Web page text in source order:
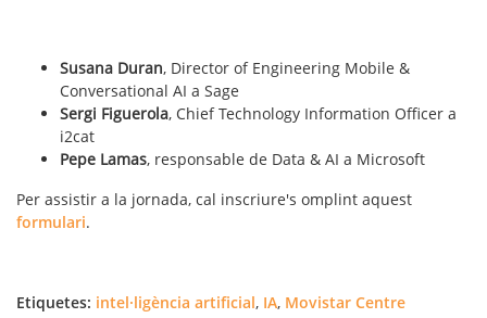
Susana Duran, Director of Engineering Mobile &
Conversational AI a Sage
Sergi Figuerola, Chief Technology Information Officer a
i2cat
Pepe Lamas, responsable de Data & AI a Microsoft
Per assistir a la jornada, cal inscriure's omplint aquest
formulari.
Etiquetes: intel·ligència artificial, IA, Movistar Centre